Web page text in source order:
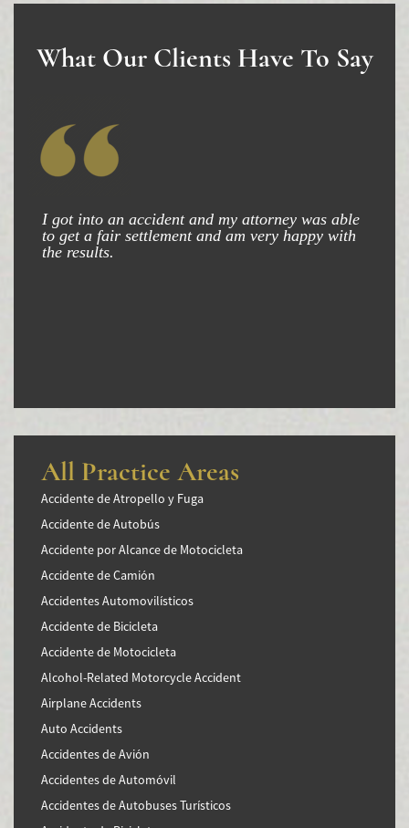
What Our Clients Have To Say
I got into an accident and my attorney was able
to get a fair settlement and am very happy with
the results.
All Practice Areas
Accidente de Atropello y Fuga
Accidente de Autobús
Accidente por Alcance de Motocicleta
Accidente de Camión
Accidentes Automovilísticos
Accidente de Bicicleta
Accidente de Motocicleta
Alcohol-Related Motorcycle Accident
Airplane Accidents
Auto Accidents
Accidentes de Avión
Accidentes de Automóvil
Accidentes de Autobuses Turísticos